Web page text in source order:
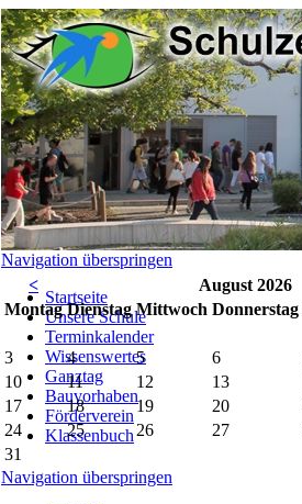
Navigation überspringen
Startseite
Unsere Schule
Terminkalender
Wissenswertes
Ganztag
Bauvorhaben
Förderverein
Klassenbuch
< August 2026
Montag Dienstag Mittwoch Donnerstag
3
4 5 6
10
11 12 13
17
18 19 20
24
25 26 27
31
Navigation überspringen